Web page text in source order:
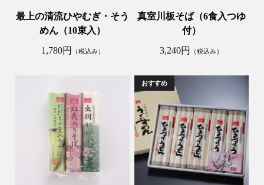
最上の清流ひやむぎ・そう
めん（10束入）
1,780円
（税込み）
真室川板そば（6食入つゆ
付）
3,240円
（税込み）